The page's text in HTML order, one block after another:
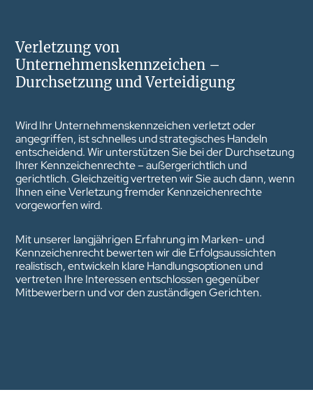
Verletzung von
Unternehmenskennzeichen –
Durchsetzung und Verteidigung
Wird Ihr Unternehmenskennzeichen verletzt oder
angegriffen, ist schnelles und strategisches Handeln
entscheidend. Wir unterstützen Sie bei der Durchsetzung
Ihrer Kennzeichenrechte – außergerichtlich und
gerichtlich. Gleichzeitig vertreten wir Sie auch dann, wenn
Ihnen eine Verletzung fremder Kennzeichenrechte
vorgeworfen wird.
Mit unserer langjährigen Erfahrung im Marken- und
Kennzeichenrecht bewerten wir die Erfolgsaussichten
realistisch, entwickeln klare Handlungsoptionen und
vertreten Ihre Interessen entschlossen gegenüber
Mitbewerbern und vor den zuständigen Gerichten.